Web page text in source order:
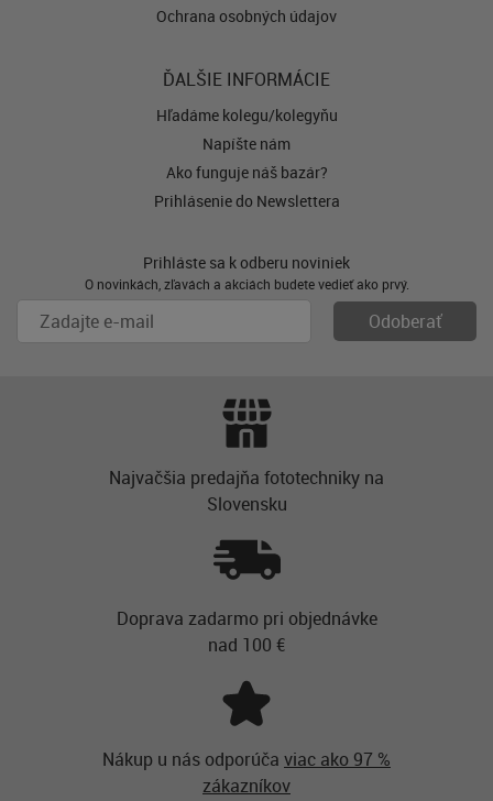
Ochrana osobných údajov
ĎALŠIE INFORMÁCIE
Hľadáme kolegu/kolegyňu
Napíšte nám
Ako funguje náš bazár?
Prihlásenie do Newslettera
Prihláste sa k odberu noviniek
O novinkách, zľavách a akciách budete vedieť ako prvý.
Najvačšia predajňa fototechniky na
Slovensku
Doprava zadarmo pri objednávke
nad 100 €
Nákup u nás odporúča viac ako 97 %
zákazníkov